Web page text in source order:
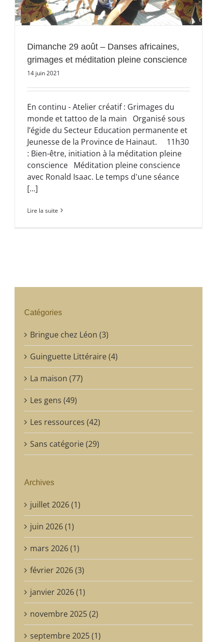
Dimanche 29 août – Danses africaines,
grimages et méditation pleine conscience
14 juin 2021
En continu - Atelier créatif : Grimages du
monde et tattoo de la main Organisé sous
l’égide du Secteur Education permanente et
Jeunesse de la Province de Hainaut. 11h30
: Bien-être, initiation à la méditation pleine
conscience Méditation pleine conscience
avec Ronald Isaac. Le temps d'une séance
[...]
Lire la suite
Catégories
Bringue chez Léon (3)
Guinguette Littéraire (4)
La maison (77)
Les gens (49)
Les ressources (42)
Sans catégorie (29)
Archives
juillet 2026 (1)
juin 2026 (1)
mars 2026 (1)
février 2026 (3)
janvier 2026 (1)
novembre 2025 (2)
septembre 2025 (1)